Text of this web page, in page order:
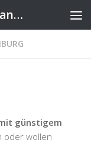
Stompreis Vergleichen - Stromanbieter wechseln
günstigem
oder wollen